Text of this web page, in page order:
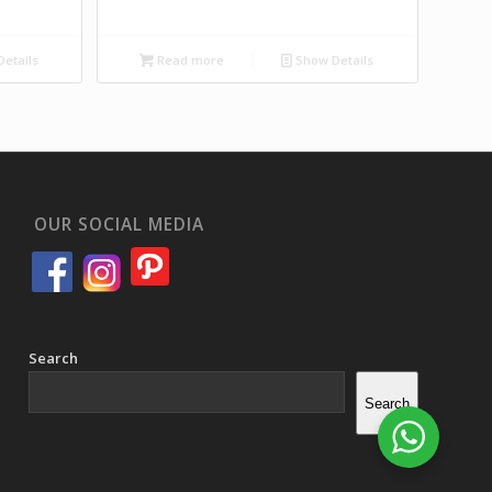
Read more Show Details
OUR SOCIAL MEDIA
Search
Search